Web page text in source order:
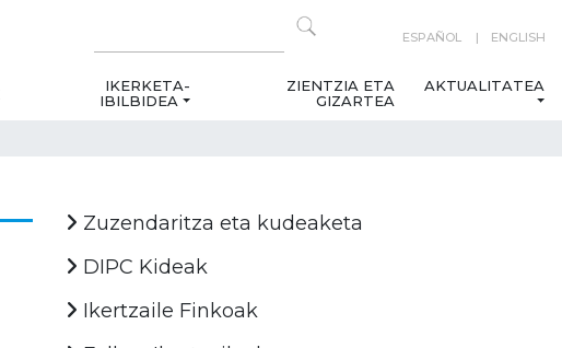
ESPAÑOL ENGLISH
IKERKETA-
IBILBIDEA
ZIENTZIA ETA
GIZARTEA
AKTUALITATEA
Zuzendaritza eta kudeaketa
DIPC Kideak
Ikertzaile Finkoak